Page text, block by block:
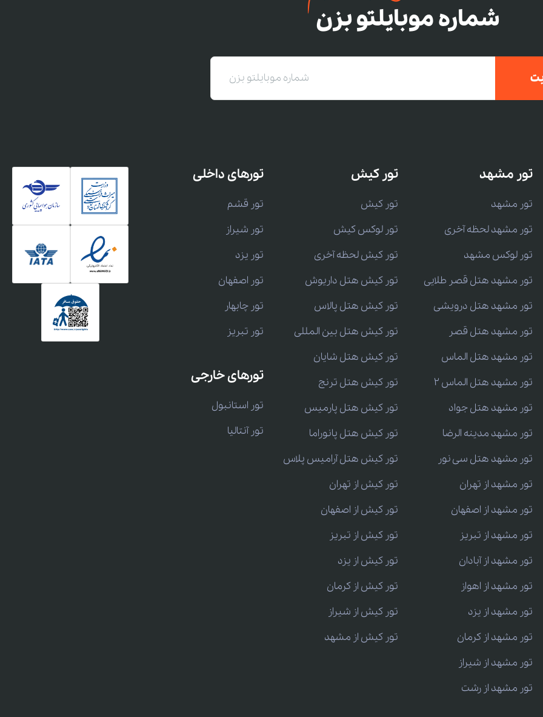
شماره موبایلتو بزن
تور مشهد
تور مشهد
تور مشهد لحظه آخری
تور لوکس مشهد
تور مشهد هتل قصر طلایی
تور مشهد هتل درویشی
تور مشهد هتل قصر
تور مشهد هتل الماس
تور مشهد هتل الماس 2
تور مشهد هتل جواد
تور مشهد مدینه الرضا
تور مشهد هتل سی نور
تور مشهد از تهران
تور مشهد از اصفهان
تور مشهد از تبریز
تور مشهد از آبادان
تور مشهد از اهواز
تور مشهد از یزد
تور مشهد از کرمان
تور مشهد از شیراز
تور مشهد از رشت
تور کیش
تور کیش
تور لوکس کیش
تور کیش لحظه آخری
تور کیش هتل داریوش
تور کیش هتل پالاس
تور کیش هتل بین المللی
تور کیش هتل شایان
تور کیش هتل ترنج
تور کیش هتل پارمیس
تور کیش هتل پانوراما
تور کیش هتل آرامیس پلاس
تور کیش از تهران
تور کیش از اصفهان
تور کیش از تبریز
تور کیش از یزد
تور کیش از کرمان
تور کیش از شیراز
تور کیش از مشهد
تورهای داخلی
تور قشم
تور شیراز
تور یزد
تور اصفهان
تور چابهار
تور تبریز
تورهای خارجی
تور استانبول
تور آنتالیا